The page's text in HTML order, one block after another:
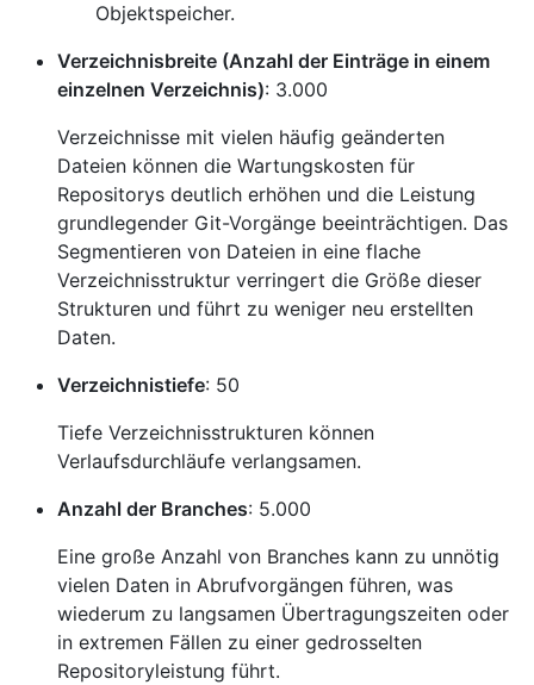
Objektspeicher.
Verzeichnisbreite (Anzahl der Einträge in einem
einzelnen Verzeichnis): 3.000
Verzeichnisse mit vielen häufig geänderten
Dateien können die Wartungskosten für
Repositorys deutlich erhöhen und die Leistung
grundlegender Git-Vorgänge beeinträchtigen. Das
Segmentieren von Dateien in eine flache
Verzeichnisstruktur verringert die Größe dieser
Strukturen und führt zu weniger neu erstellten
Daten.
Verzeichnistiefe: 50
Tiefe Verzeichnisstrukturen können
Verlaufsdurchläufe verlangsamen.
Anzahl der Branches: 5.000
Eine große Anzahl von Branches kann zu unnötig
vielen Daten in Abrufvorgängen führen, was
wiederum zu langsamen Übertragungszeiten oder
in extremen Fällen zu einer gedrosselten
Repositoryleistung führt.